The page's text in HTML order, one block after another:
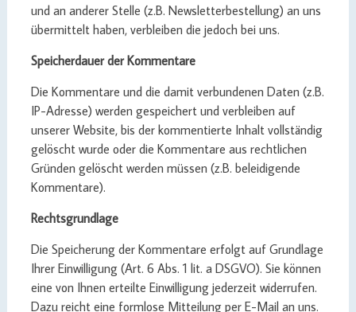
und an anderer Stelle (z.B. Newsletterbestellung) an uns
übermittelt haben, verbleiben die jedoch bei uns.
Speicherdauer der Kommentare
Die Kommentare und die damit verbundenen Daten (z.B.
IP-Adresse) werden gespeichert und verbleiben auf
unserer Website, bis der kommentierte Inhalt vollständig
gelöscht wurde oder die Kommentare aus rechtlichen
Gründen gelöscht werden müssen (z.B. beleidigende
Kommentare).
Rechtsgrundlage
Die Speicherung der Kommentare erfolgt auf Grundlage
Ihrer Einwilligung (Art. 6 Abs. 1 lit. a DSGVO). Sie können
eine von Ihnen erteilte Einwilligung jederzeit widerrufen.
Dazu reicht eine formlose Mitteilung per E-Mail an uns.